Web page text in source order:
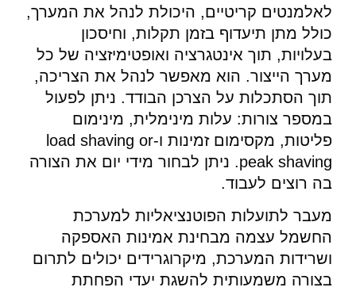
לאלמנטים קריטיים, היכולת לנהל את המערך,
כולל מתן תיעדוף בזמן תקלות, וחיסכון
בעלויות, תוך אינטגרציה ואופטימיזציה של כל
מערך הייצור. הוא מאפשר לנהל את הצריכה,
תוך הסתכלות על הצרכן הבודד. ניתן לפעול
במספר צורות: עלות מינימלית, מינימום
פליטות, מקסימום זמינות ו-load shaving or
peak shaving. ניתן לבחור מידי יום את הצורה
בה רוצים לעבוד.
מעבר לתועלות הפוטנציאליות למערכת
החשמל עצמה מבחינת אמינות האספקה
ושרידות המערכת, מיקרוגרידים יכולים לתרום
בצורה משמעותית להשגת יעדי הפחתת